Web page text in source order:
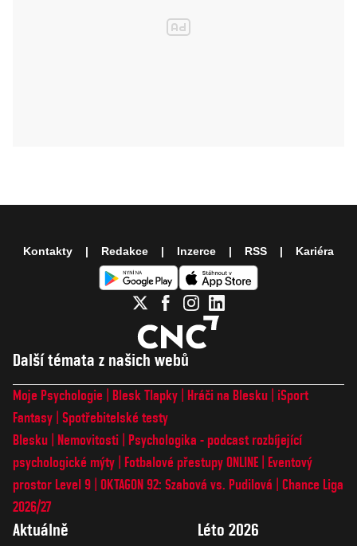
Další témata z našich webů
Moje Psychologie Blesk Tlapky Hráči na Blesku
iSport
Fantasy Spotřebitelské testy
Blesku
Nemovitosti
Psychologika - podcast rozbíjející
psychologické mýty
Fotbalové přestupy ONLINE
Eventový
prostor Level 9 OKTAGON 92: Szabová vs. Pudilová
Chance Liga
2026/27
Aktuálně Léto 2026
Kontakty Redakce Inzerce RSS Kariéra